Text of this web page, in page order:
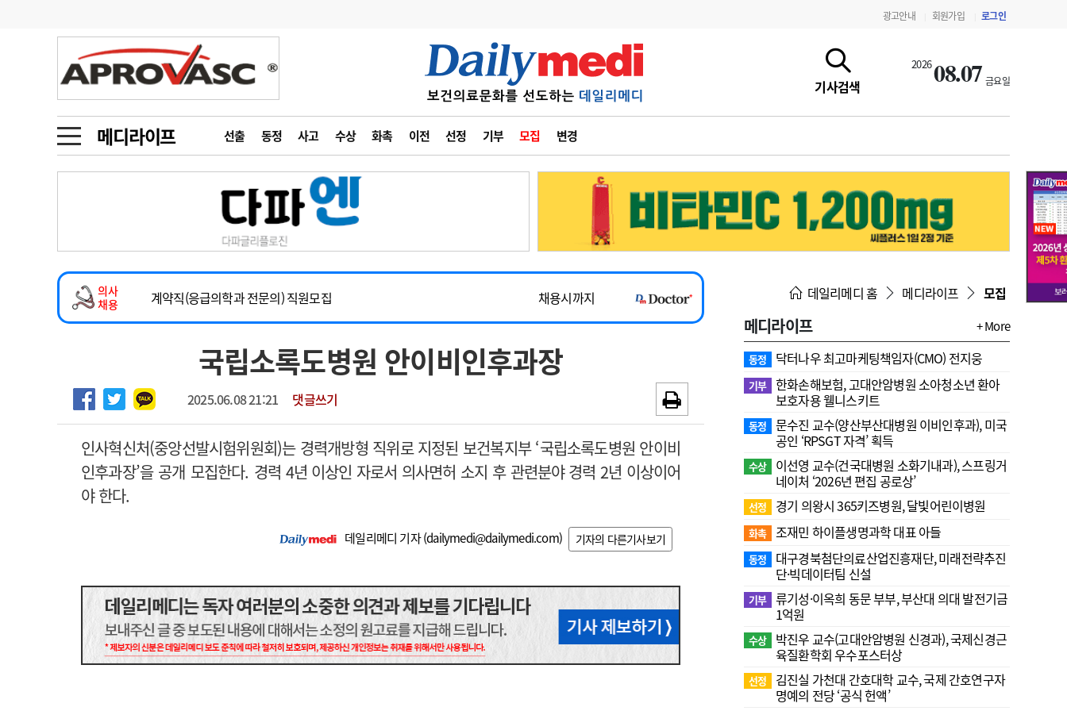
광고안내 회원가입 로그인
기사검색
202608.07 금요일
메디라이프 선출 동정 사고 수상 화촉 이전 선정 기부 모집 변경
금주의 검색어
1
의사인력 수급 추계
2
성분명 처방
3
AI의료
4
전공의 모집 결과
6
관리급여 실시
지필공 지원책
수련환경 개선
의과대학 입시
메디인포 인사 사고
오피니언 칼럼 수첩
인물 피플
동영상뉴스
포토뉴스
메디 Hospital 지역병원 중소병원
인포메이션 행정처분 판례 정책/통계 공시 지침·기준·평가 약제급여 심사 결과
회사소개 법적고지 광고안내
의사
채용
2026년 하반기 인턴 모집
~2026-08-31
마취통증의학과 임기제 임상의사 채용
채용시까지
계약직(응급의학과 전문의) 직원모집
채용시까지
하반기 전공의(레지던트1년차) 모집
~2026-08-15
2026년 하반기 인턴 모집
~2026-08-31
마취통증의학과 임기제 임상의사 채용
국립소록도병원 안이비인후과장
2025.06.08 21:21 댓글쓰기
인사혁신처(중앙선발시험위원회)는 경력개방형 직위로 지정된 보건복지부 ‘국립소록도병원 안이비
인후과장’을 공개 모집한다. 경력 4년 이상인 자로서 의사면허 소지 후 관련분야 경력 2년 이상이어
야 한다.
데일리메디 기자 (dailymedi@dailymedi.com) 기자의 다른기사보기
데일리메디 홈 메디라이프 모집
메디라이프 + More
동정 닥터나우 최고마케팅책임자(CMO) 전지웅
기부 한화손해보험, 고대안암병원 소아청소년 환아
보호자용 웰니스키트
동정
문수진 교수( 양산부산대병원 이비인후과), 미국
공인 ‘RPSGT 자격’ 획득
수상
이선영 교수(건국대병원 소화기내과), 스프링거
네이처 ‘2026년 편집 공로상’
선정 경기 의왕시 365키즈병원, 달빛어린이병원
화촉 조재민 하이플생명과학 대표 아들
동정
대구경북첨단의료산업진흥재단, 미래전략추진
단·빅데이터팀 신설
기부 류기성·이옥희 동문 부부, 부산대 의대 발전기금
1억원
수상
박진우 교수(고대안암병원 신경과), 국제신경근
육질환학회 우수포스터상
선정
김진실 가천대 간호대학 교수, 국제 간호연구자
명예의 전당 ‘공식 헌액’